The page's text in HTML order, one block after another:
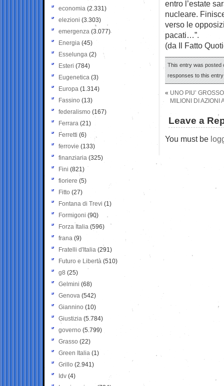
entro l’estate
nucleare.
verso le
pacati…”.
(da Il Fatto
This entry was posted
responses to this
« UNO PIU’
MILIONI DI AZIONI
Leave a
You must be
economia (2.331)
elezioni (3.303)
emergenza (3.077)
Energia (45)
Esselunga (2)
Esteri (784)
Eugenetica (3)
Europa (1.314)
Fassino (13)
federalismo (167)
Ferrara (21)
Ferretti (6)
ferrovie (133)
finanziaria (325)
Fini (821)
fioriere (5)
Fitto (27)
Fontana di Trevi (1)
Formigoni (90)
Forza Italia (596)
frana (9)
Fratelli d'Italia (291)
Futuro e Libertà (510)
g8 (25)
Gelmini (68)
Genova (542)
Giannino (10)
Giustizia (5.784)
governo (5.799)
Grasso (22)
Green Italia (1)
Grillo (2.941)
Idv (4)